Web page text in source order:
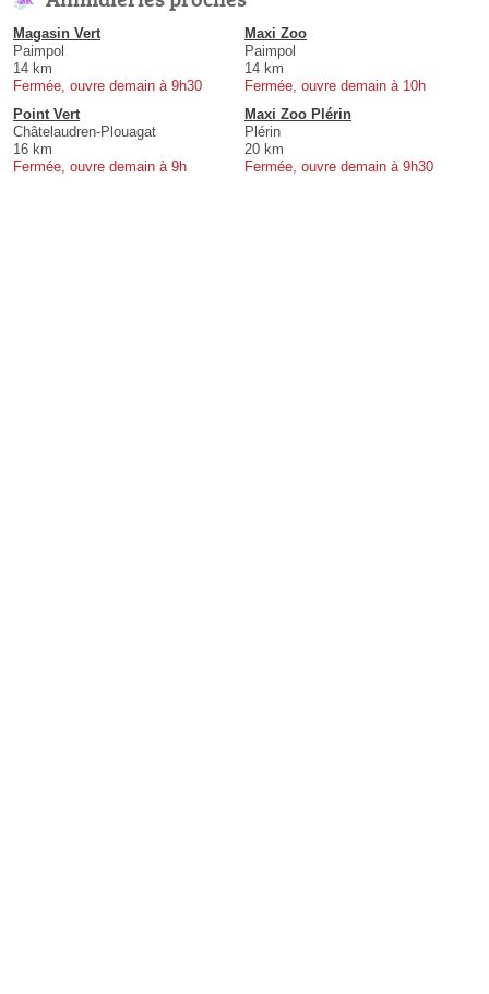
Magasin Vert
Paimpol
14 km
Fermée, ouvre demain à 9h30
Maxi Zoo
Paimpol
14 km
Fermée, ouvre demain à 10h
Point Vert
Châtelaudren-Plouagat
16 km
Fermée, ouvre demain à 9h
Maxi Zoo Plérin
Plérin
20 km
Fermée, ouvre demain à 9h30